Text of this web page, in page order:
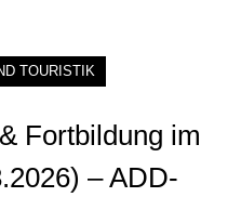
TOURISTIK
Fortbildung im
– ADD-